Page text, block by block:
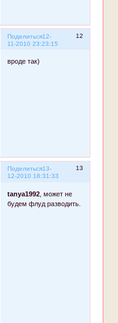
Поделиться 12
12-
11-2010 23:23:15
вроде так)
Поделиться 13
13-
12-2010 18:31:33
tanya1992, может не
будем флуд разводить.